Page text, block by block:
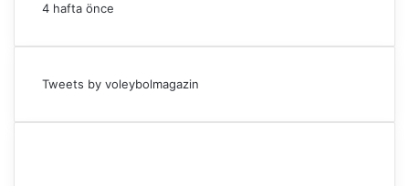
4 hafta önce
Tweets by voleybolmagazin